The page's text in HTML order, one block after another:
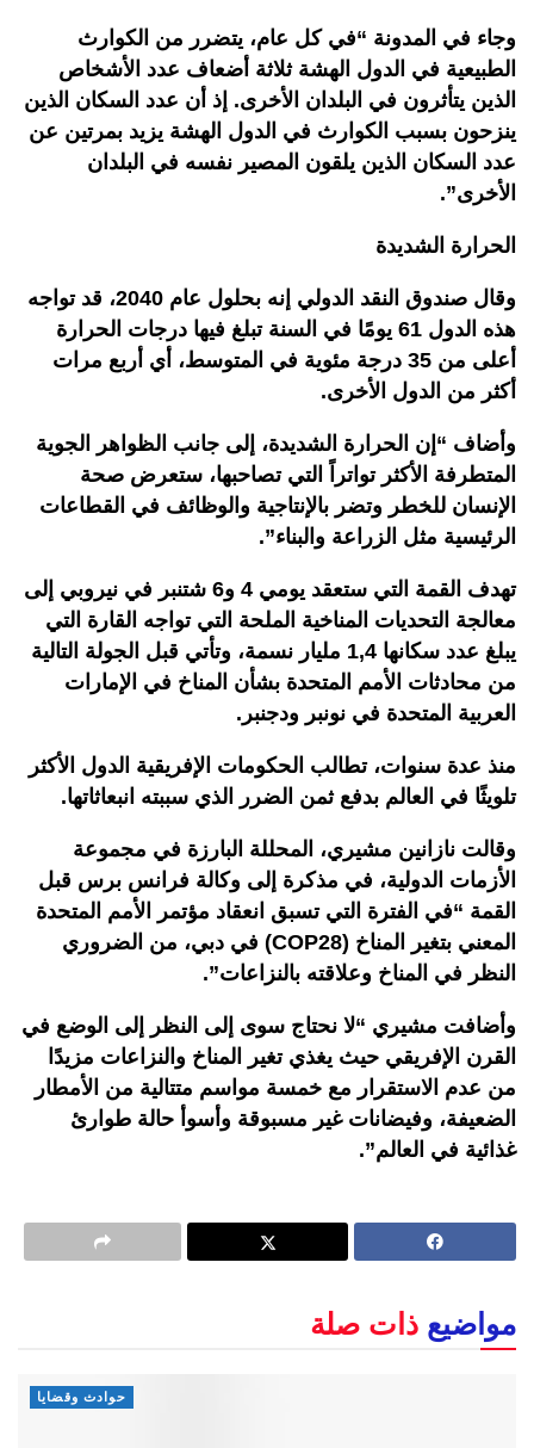
وجاء في المدونة “في كل عام، يتضرر من الكوارث
الطبيعية في الدول الهشة ثلاثة أضعاف عدد الأشخاص
الذين يتأثرون في البلدان الأخرى. إذ أن عدد السكان الذين
ينزحون بسبب الكوارث في الدول الهشة يزيد بمرتين عن
عدد السكان الذين يلقون المصير نفسه في البلدان
الأخرى”.
الحرارة الشديدة
وقال صندوق النقد الدولي إنه بحلول عام 2040، قد تواجه
هذه الدول 61 يومًا في السنة تبلغ فيها درجات الحرارة
أعلى من 35 درجة مئوية في المتوسط، أي أربع مرات
أكثر من الدول الأخرى.
وأضاف “إن الحرارة الشديدة، إلى جانب الظواهر الجوية
المتطرفة الأكثر تواتراً التي تصاحبها، ستعرض صحة
الإنسان للخطر وتضر بالإنتاجية والوظائف في القطاعات
الرئيسية مثل الزراعة والبناء”.
تهدف القمة التي ستعقد يومي 4 و6 شتنبر في نيروبي إلى
معالجة التحديات المناخية الملحة التي تواجه القارة التي
يبلغ عدد سكانها 1,4 مليار نسمة، وتأتي قبل الجولة التالية
من محادثات الأمم المتحدة بشأن المناخ في الإمارات
العربية المتحدة في نونبر ودجنبر.
منذ عدة سنوات، تطالب الحكومات الإفريقية الدول الأكثر
تلويثًا في العالم بدفع ثمن الضرر الذي سببته انبعاثاتها.
وقالت نازانين مشيري، المحللة البارزة في مجموعة
الأزمات الدولية، في مذكرة إلى وكالة فرانس برس قبل
القمة “في الفترة التي تسبق انعقاد مؤتمر الأمم المتحدة
المعني بتغير المناخ (COP28) في دبي، من الضروري
النظر في المناخ وعلاقته بالنزاعات”.
وأضافت مشيري “لا نحتاج سوى إلى النظر إلى الوضع في
القرن الإفريقي حيث يغذي تغير المناخ والنزاعات مزيدًا
من عدم الاستقرار مع خمسة مواسم متتالية من الأمطار
الضعيفة، وفيضانات غير مسبوقة وأسوأ حالة طوارئ
غذائية في العالم”.
مواضيع ذات صلة
حوادث وقضايا